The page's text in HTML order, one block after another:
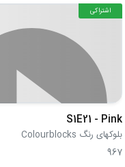
اشتراکی
S1E21 - Pink
بلوکهای رنگ Colourblocks
967